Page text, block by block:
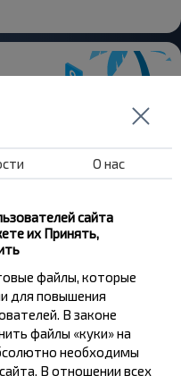
скидки и
и
О нас
сайта
их Принять,
файлы, которые
для повышения
В законе
файлы «куки» на
необходимы
В отношении всех